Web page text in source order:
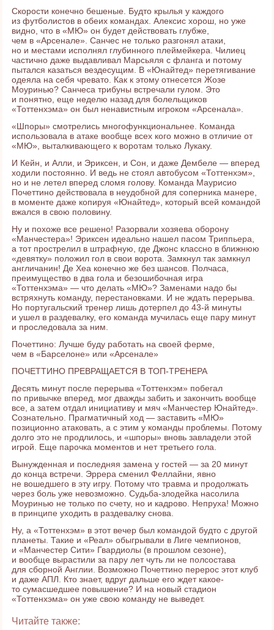
Скорости конечно бешеные. Будто крылья у каждого
из футболистов в обеих командах. Алексис хорош, но уже
видно, что в «МЮ» он будет действовать глубже,
чем в «Арсенале». Санчес не только разгонял атаки,
но и местами исполнял глубинного плеймейкера. Чилиец
частично даже выдавливал Марсьяля с фланга и потому
пытался казаться вездесущим. В «Юнайтед» перетягивание
одеяла на себя чревато. Как к этому отнесется Жозе
Моуринью? Санчеса трибуны встречали гулом. Это
и понятно, еще неделю назад для болельщиков
«Тоттенхэма» он был ненавистным игроком «Арсенала».
«Шпоры» смотрелись многофункциональнее. Команда
использовала в атаке вообще всех кого можно в отличие от
«МЮ», выталкивающего к воротам только Лукаку.
И Кейн, и Алли, и Эриксен, и Сон, и даже Дембеле — вперед
ходили постоянно. И ведь не стоял автобусом «Тоттенхэм»,
но и не летел вперед сломя голову. Команда Маурисио
Почеттино действовала в неудобной для соперника манере,
в моменте даже копируя «Юнайтед», который всей командой
вжался в свою половину.
Ну и похоже все решено! Разорвали хозяева оборону
«Манчестера»! Эриксен идеально нашел пасом Триппьера,
а тот прострелил в штрафную, где Джонс классно в ближнюю
«девятку» положил гол в свои ворота. Замкнул так замкнул
англичанин! Де Хеа конечно же без шансов. Полчаса,
преимущество в два гола и безошибочная игра
«Тоттенхэма» — что делать «МЮ»? Заменами надо бы
встряхнуть команду, перестановками. И не ждать перерыва.
Но португальский тренер лишь дотерпел до 43-й минуты
и ушел в раздевалку, его команда мучилась еще пару минут
и проследовала за ним.
Почеттино: Лучше буду работать на своей ферме,
чем в «Барселоне» или «Арсенале»
ПОЧЕТТИНО ПРЕВРАЩАЕТСЯ В ТОП-ТРЕНЕРА
Десять минут после перерыва «Тоттенхэм» побегал
по привычке вперед, мог дважды забить и закончить вообще
все, а затем отдал инициативу и мяч «Манчестер Юнайтед».
Сознательно. Прагматичный ход — заставить «МЮ»
позиционно атаковать, а с этим у команды проблемы. Потому
долго это не продлилось, и «шпоры» вновь завладели этой
игрой. Еще парочка моментов и нет третьего гола.
Вынужденная и последняя замена у гостей — за 20 минут
до конца встречи. Эррера сменил Феллайни, явно
не вошедшего в эту игру. Потому что травма и продолжать
через боль уже невозможно. Судьба-злодейка насолила
Моуринью не только по счету, но и кадрово. Непруха! Можно
в принципе уходить в раздевалку снова.
Ну, а «Тоттенхэм» в этот вечер был командой будто с другой
планеты. Такие и «Реал» обыгрывали в Лиге чемпионов,
и «Манчестер Сити» Гвардиолы (в прошлом сезоне),
и вообще вырастили за пару лет чуть ли не полсостава
для сборной Англии. Возможно Почеттино перерос этот клуб
и даже АПЛ. Кто знает, вдруг дальше его ждет какое-
то сумасшедшее повышение? И на новый стадион
«Тоттенхэма» он уже свою команду не выведет.
Читайте также: